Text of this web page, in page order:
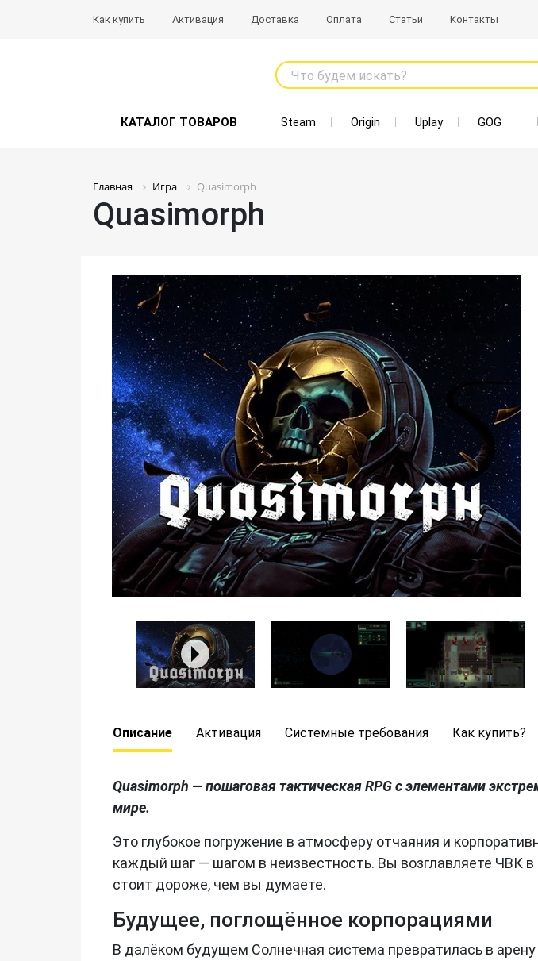
Как купить Активация Доставка Оплата Статьи Контакты
Что будем искать?
КАТАЛОГ ТОВАРОВ Steam Origin Uplay GOG
Главная Игра Quasimorph
Quasimorph
Описание Активация Системные требования Как купить?
Quasimorph — пошаговая тактическая RPG с элементами
мире.
Это глубокое погружение в атмосферу отчаяния и
каждый шаг — шагом в неизвестность. Вы возглавляете ЧВК
стоит дороже, чем вы думаете.
Будущее, поглощённое корпорациями
В далёком будущем Солнечная система превратилась в